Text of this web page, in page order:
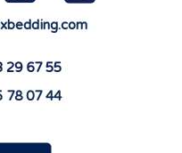
29 67 55
78 07 44